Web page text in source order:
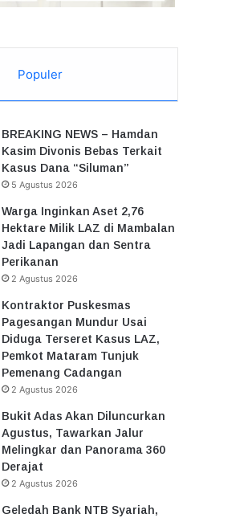
Populer
BREAKING NEWS – Hamdan
Kasim Divonis Bebas Terkait
Kasus Dana “Siluman”
5 Agustus 2026
Warga Inginkan Aset 2,76
Hektare Milik LAZ di Mambalan
Jadi Lapangan dan Sentra
Perikanan
2 Agustus 2026
Kontraktor Puskesmas
Pagesangan Mundur Usai
Diduga Terseret Kasus LAZ,
Pemkot Mataram Tunjuk
Pemenang Cadangan
2 Agustus 2026
Bukit Adas Akan Diluncurkan
Agustus, Tawarkan Jalur
Melingkar dan Panorama 360
Derajat
2 Agustus 2026
Geledah Bank NTB Syariah,